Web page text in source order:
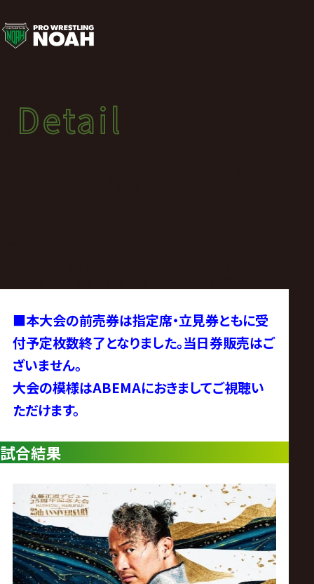
試
合
結
果
レ
ス
リ
ン
グ・
ア
公
Detail
試合結果
Detail
■本大会の前売券は指定席・立見券ともに受
付予定枚数終了となりました。当日券販売はご
ざいません。
大会の模様はABEMAにおきましてご視聴い
ただけます。
試合結果